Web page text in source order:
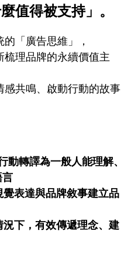
值得被支持」。
「廣告思維」，
理品牌的永續價值主
共鳴、啟動行動的故事
動轉譯為一般人能理解、
表達與品牌敘事建立品
下，有效傳遞理念、建